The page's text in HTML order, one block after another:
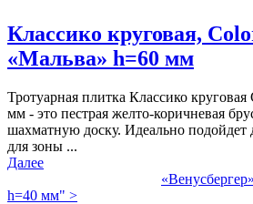
Классико круговая,
«Мальва» h=60 мм
Тротуарная плитка Классико
мм - это пестрая желто-коричневая
шахматную доску. Идеально подойдет
для зоны ...
Далее
h=40 мм" >